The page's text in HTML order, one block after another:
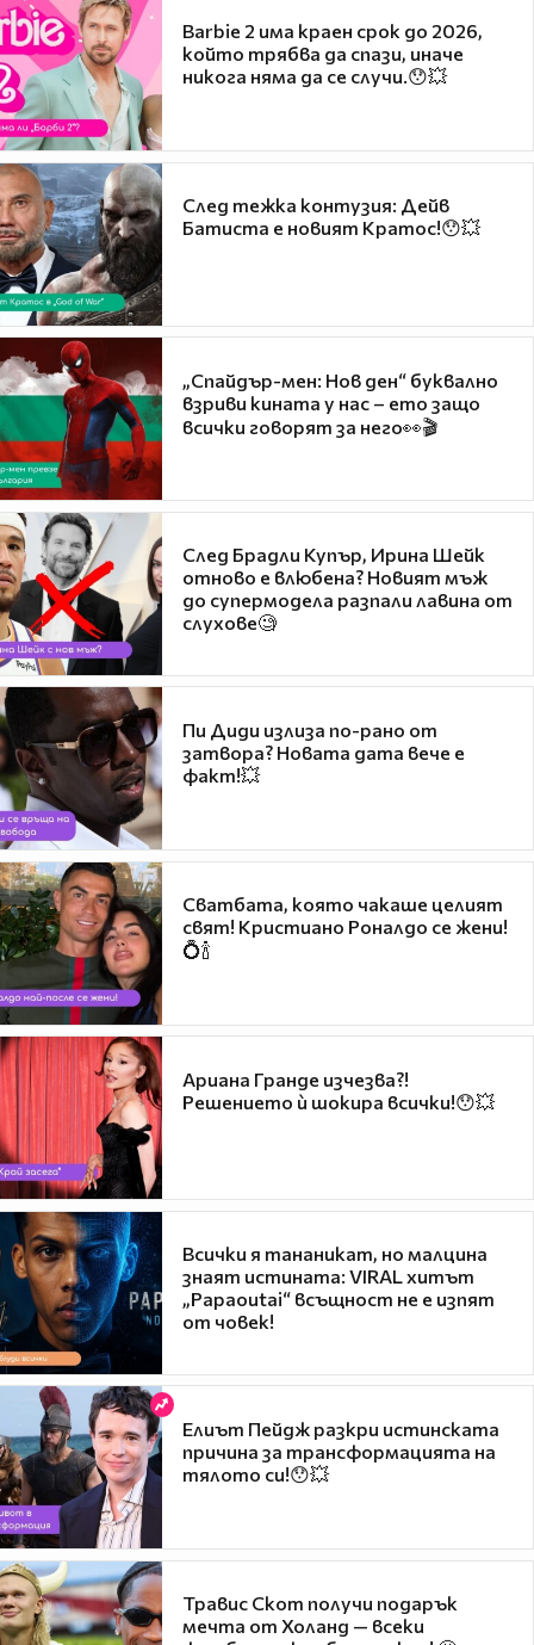
Barbie 2 има краен срок до 2026,
който трябва да спази, иначе
никога няма да се случи.😯💥
След тежка контузия: Дейв
Батиста е новият Кратос!😯💥
„Спайдър-мен: Нов ден“ буквално
взриви кината у нас – ето защо
всички говорят за него👀🎬
След Брадли Купър, Ирина Шейк
отново е влюбена? Новият мъж
до супермодела разпали лавина от
слухове🧐
Пи Диди излиза по-рано от
затвора? Новата дата вече е
факт!💥
Сватбата, която чакаше целият
свят! Кристиано Роналдо се жени!
💍🍾
Ариана Гранде изчезва?!
Решението ѝ шокира всички!😯💥
Всички я тананикат, но малцина
знаят истината: VIRAL хитът
„Papaoutai“ всъщност не е изпят
от човек!
Елиът Пейдж разкри истинската
причина за трансформацията на
тялото си!😯💥
Травис Скот получи подарък
мечта от Холанд — всеки